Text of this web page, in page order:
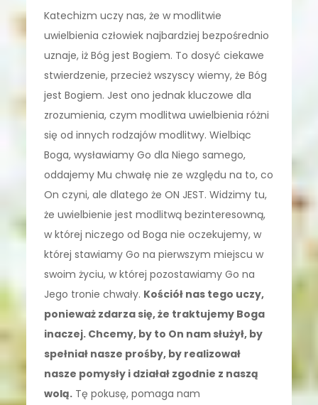
Katechizm uczy nas, że w modlitwie
uwielbienia człowiek najbardziej bezpośrednio
uznaje, iż Bóg jest Bogiem. To dosyć ciekawe
stwierdzenie, przecież wszyscy wiemy, że Bóg
jest Bogiem. Jest ono jednak kluczowe dla
zrozumienia, czym modlitwa uwielbienia różni
się od innych rodzajów modlitwy. Wielbiąc
Boga, wysławiamy Go dla Niego samego,
oddajemy Mu chwałę nie ze względu na to, co
On czyni, ale dlatego że ON JEST. Widzimy tu,
że uwielbienie jest modlitwą bezinteresowną,
w której niczego od Boga nie oczekujemy, w
której stawiamy Go na pierwszym miejscu w
swoim życiu, w której pozostawiamy Go na
Jego tronie chwały. Kościół nas tego uczy,
ponieważ zdarza się, że traktujemy Boga
inaczej. Chcemy, by to On nam służył, by
spełniał nasze prośby, by realizował
nasze pomysły i działał zgodnie z naszą
wolą. Tę pokusę, pomaga nam